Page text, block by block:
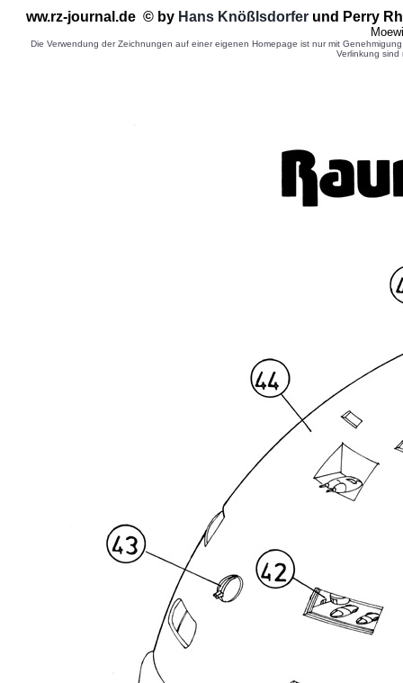
ww.rz-journal.de © by Hans Knößlsdorfer und Perry
Die Verwendung der Zeichnungen auf einer eigenen Homepage ist nur mit
Verlinkung sind